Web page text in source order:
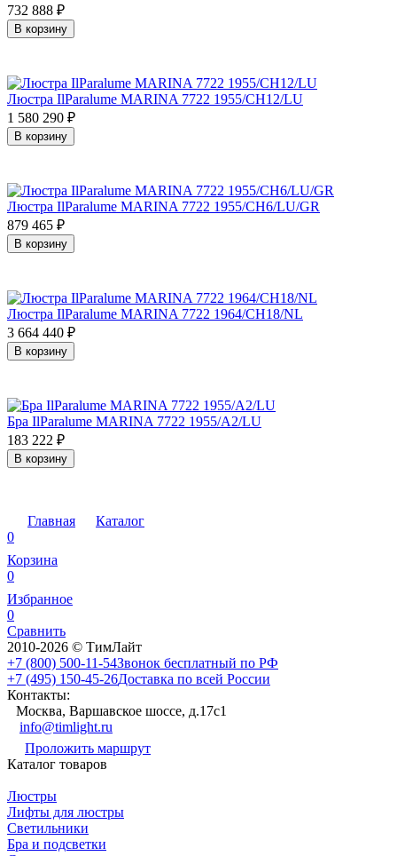
732 888 ₽
В корзину
Люстра IlParalume MARINA 7722 1955/CH12/LU
1 580 290 ₽
В корзину
Люстра IlParalume MARINA 7722 1955/CH6/LU/GR
879 465 ₽
В корзину
Люстра IlParalume MARINA 7722 1964/CH18/NL
3 664 440 ₽
В корзину
Бра IlParalume MARINA 7722 1955/A2/LU
183 222 ₽
В корзину
Главная
Каталог
0
Корзина
0
Избранное
0
Сравнить
2010-2026 © ТимЛайт
+7 (800) 500-11-54Звонок бесплатный по РФ
+7 (495) 150-45-26Доставка по всей России
Контакты:
Москва, Варшавское шоссе, д.17c1
info@timlight.ru
Проложить маршрут
Каталог товаров
Люстры
Лифты для люстры
Светильники
Бра и подсветки